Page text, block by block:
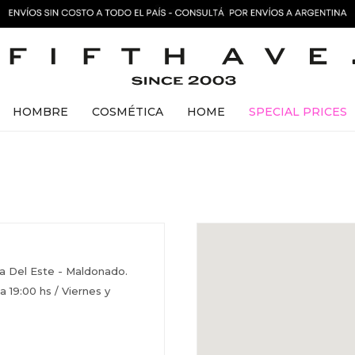
HOMBRE COSMÉTICA HOME SPECIAL PRICES
Del Este - Maldonado.
19:00 hs / Viernes y